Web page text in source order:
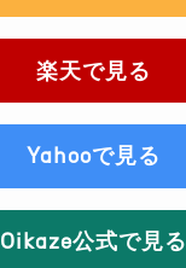
楽天で見る
Yahooで見る
Oikaze公式で見る